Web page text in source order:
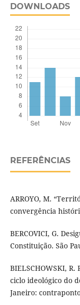
DOWNLOADS
REFERÊNCIAS
ARROYO, M.
convergência
BERCOVICI, G.
Constituição. São
BIELSCHOWSKI,
ciclo ideológico do
Janeiro: